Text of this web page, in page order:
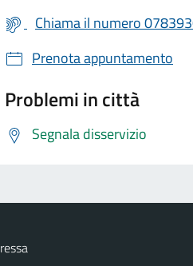
Chiama il numero
Prenota appuntamento
Problemi in città
Segnala disservizio